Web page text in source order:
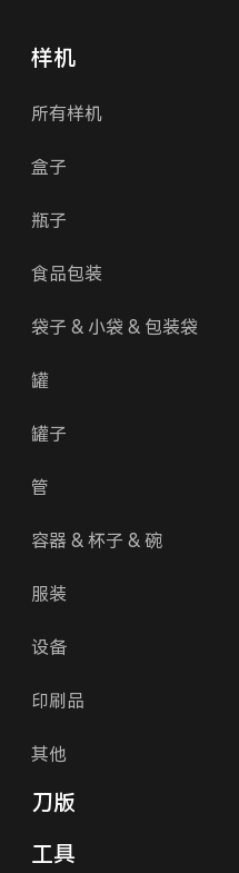
样机
所有样机
盒子
瓶子
食品包装
袋子 & 小袋 & 包装袋
罐
罐子
管
容器 & 杯子 & 碗
服装
设备
印刷品
其他
刀版
工具